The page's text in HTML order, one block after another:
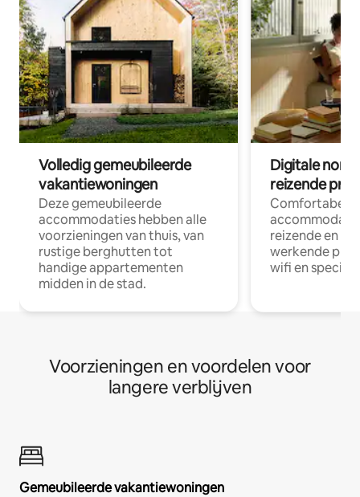
Volledig gemeubileerde
vakantiewoningen
Deze gemeubileerde
accommodaties hebben alle
voorzieningen van thuis, van
rustige berghutten tot
handige appartementen
midden in de stad.
Digitale
reizende
Comfortabele
reizende en
werkende
wifi en
Voorzieningen en voordelen voor
langere verblijven
Gemeubileerde vakantiewoningen